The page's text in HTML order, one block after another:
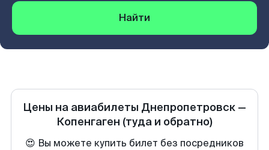
Найти
Цены на авиабилеты Днепропетровск —
Копенгаген (туда и обратно)
😍 Вы можете купить билет без посредников